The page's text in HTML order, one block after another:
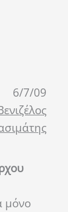
6/7/09
μόνο